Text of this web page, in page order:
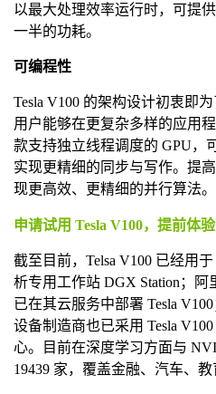
以最大处理效率运行时，可提
一半的功耗。
可编程性
Tesla V100 的架构设计初衷即
用户能够在更复杂多样的应用
款支持独立线程调度的 GPU，
实现更精细的同步与写作。提
现更高效、更精细的并行算法。
申请试用 Tesla V100，提前体
截至目前，Telsa V100 已经用
析专用工作站 DGX Station；
已在其云服务中部署 Tesla
设备制造商也已采用 Tesla
心。目前在深度学习方面与
19439 家，覆盖金融、汽车、